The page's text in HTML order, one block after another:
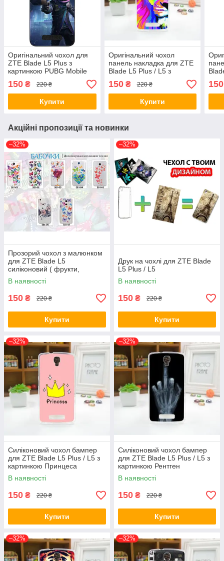
Оригінальний чохол для
ZTE Blade L5 Plus з
картинкою PUBG Mobile
150 ₴ 220 ₴
Купити
Оригінальний чохол
панель накладка для ZTE
Blade L5 Plus / L5 з
картинкою Кольоровий
лев
150₴ 220 ₴
Купити
150
Акційні пропозиції та новинки
–32%
Прозорий чохол з малюнком
для ZTE Blade L5
силіконовий ( фрукти,
метелики, сови, черепа, губи,
тварини )
В наявності
150 ₴ 220 ₴
Купити
–32%
Друк на чохлі для ZTE Blade
L5 Plus / L5
В наявності
150 ₴ 220 ₴
Купити
–32%
Силіконовий чохол бампер
для ZTE Blade L5 Plus / L5 з
картинкою Принцеса
В наявності
150 ₴ 220 ₴
Купити
–32%
Силіконовий чохол бампер
для ZTE Blade L5 Plus / L5 з
картинкою Рентген
В наявності
150 ₴ 220 ₴
Купити
–32% –32%